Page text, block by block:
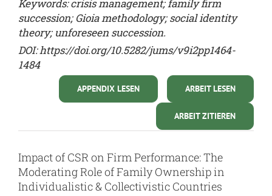
Keywords: crisis management; family firm
succession; Gioia methodology; social identity
theory; unforeseen succession.
DOI:https://doi.org/10.5282/jums/v9i2pp1464-
1484
ARBEIT LESEN
APPENDIX LESEN
ARBEIT ZITIEREN
Impact of CSR on Firm Performance: The
Moderating Role of Family Ownership in
Individualistic & Collectivistic Countries